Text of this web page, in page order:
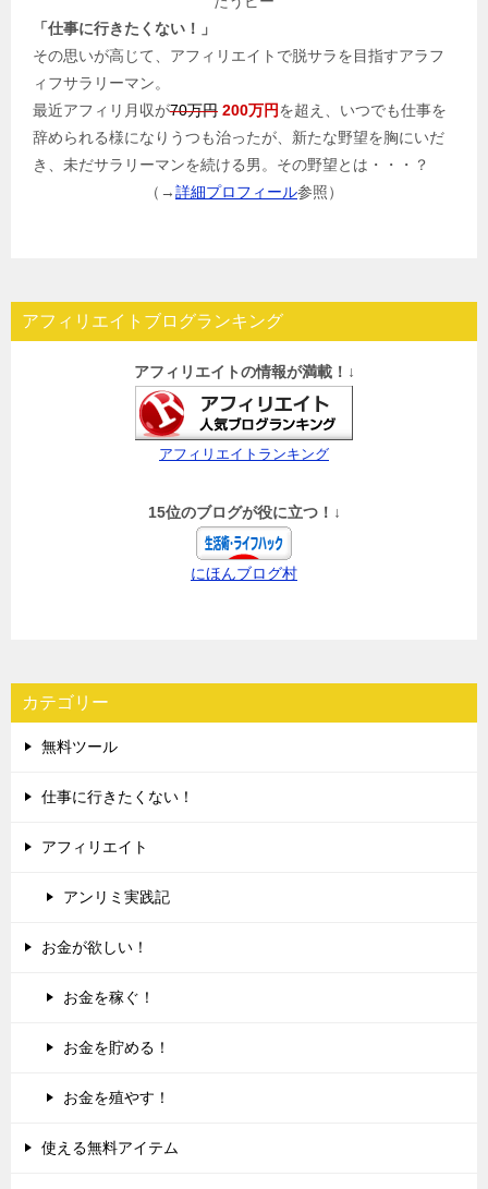
「仕事に行きたくない！」
その思いが高じて、アフィリエイトで脱サラを目指すアラフ
ィフサラリーマン。
最近アフィリ月収が70万円 200万円を超え、いつでも仕事を
辞められる様になりうつも治ったが、新たな野望を胸にいだ
き、未だサラリーマンを続ける男。その野望とは・・・？
（→詳細プロフィール参照）
アフィリエイトブログランキング
アフィリエイトの情報が満載！↓
アフィリエイトランキング
15位のブログが役に立つ！↓
にほんブログ村
カテゴリー
無料ツール
仕事に行きたくない！
アフィリエイト
アンリミ実践記
お金が欲しい！
お金を稼ぐ！
お金を貯める！
お金を殖やす！
使える無料アイテム